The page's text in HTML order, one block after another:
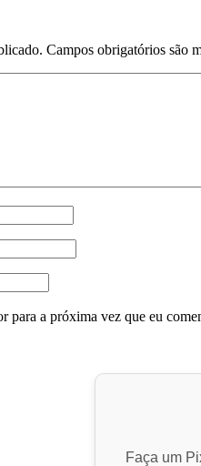
Campos obrigatórios são
para a próxima vez que eu
Faça um